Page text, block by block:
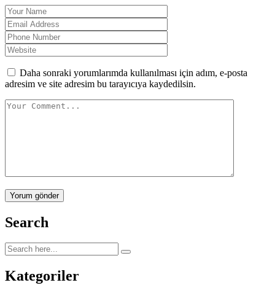
Daha sonraki yorumlarımda kullanılması için adım, e-posta
adresim ve site adresim bu tarayıcıya kaydedilsin.
Yorum gönder
Search
Kategoriler